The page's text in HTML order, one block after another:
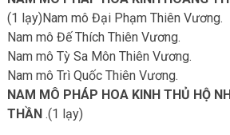
(1 lạy)Nam mô Đại Phạm Thiên Vương.
Nam mô Đế Thích Thiên Vương.
Nam mô Tỳ Sa Môn Thiên Vương.
Nam mô Trì Quốc Thiên Vương.
NAM MÔ PHÁP HOA KINH THỦ HỘ
THẦN.(1 lạy)